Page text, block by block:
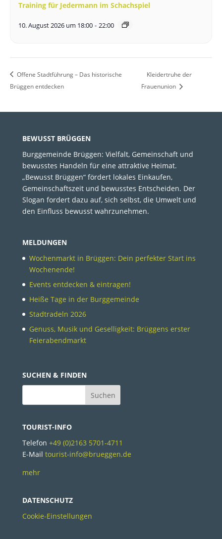
Training für Jedermann im Schachspiel
10. August 2026 um 18:00 - 22:00
Offene Stadtführung – Das historische
Brüggen entdecken
Kleidertruhe der
Frauenunion
BEWUSST BRÜGGEN
Burggemeinde Brüggen: Vielfalt, Gemeinschaft und
bewusstes Handeln für eine attraktive Heimat.
„Bewusst Brüggen“ fördert lokales Einkaufen,
Gemeinschaftszeit und bewusstes Entscheiden. Der
Slogan fordert dazu auf, sich selbst, die Umwelt und
den Einfluss bewusst wahrzunehmen.
MELDUNGEN
Wochenmarkt in Brüggen: Dein perfekter Start ins
Wochenende!
Events entdecken & eintragen!
Heiße Tage in der Burggemeinde
Stadtradeln 2026
Genuss, Musik und Geselligkeit: Brüggens erster
Feierabendmarkt
SUCHEN & FINDEN
TOURIST-INFO
Telefon +49 (0)2163 5701-4711
E-Mail tourist-info@brueggen.de
mehr
DATENSCHUTZ
Cookie-Einstellungen